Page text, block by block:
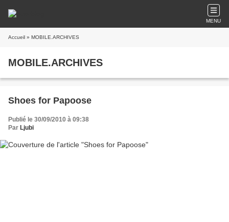
MENU
Accueil » MOBILE.ARCHIVES
MOBILE.ARCHIVES
Shoes for Papoose
Publié le 30/09/2010 à 09:38
Par Ljubi